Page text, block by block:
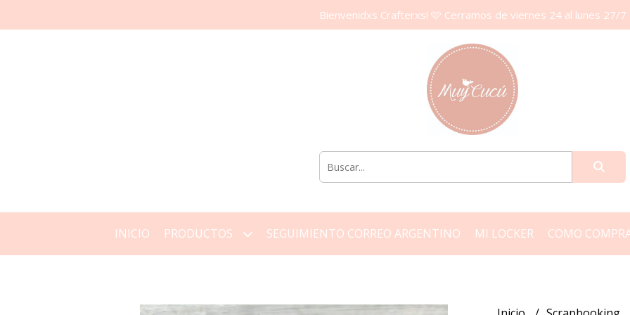
Bienvenidxs Crafterxs! 🩷 Cerramos de viernes 24 al lunes 27/7
INICIO PRODUCTOS SEGUIMIENTO CORREO ARGENTINO MI LOCKER COMO